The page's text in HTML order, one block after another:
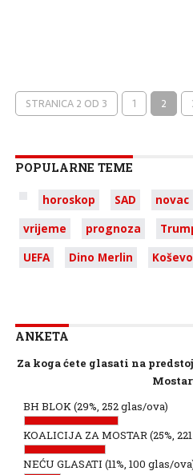
STRANICA 2 OD 3 1 2
POPULARNE TEME
horoskop SAD novac
vrijeme
prognoza
UEFA
Dino Merlin Koševo
ANKETA
Za koga ćete glasati na
BH BLOK(29%, 252 glas/ova)
KOALICIJA ZA MOSTAR(25%,
NEĆU GLASATI (11%, 100 glas/